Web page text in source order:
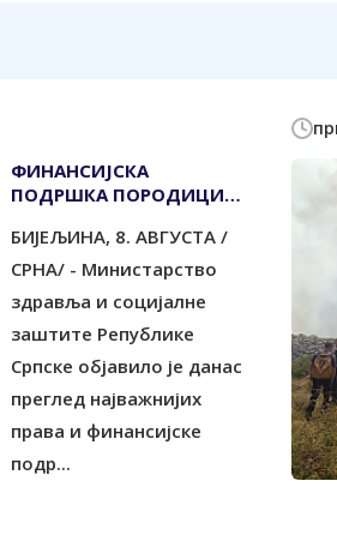
ФИНАНСИЈСКА
ПОДРШКА ПОРОДИЦИ И
БИЈЕЉИНА, 8. АВГУСТА /
СРНА/ - Министарство
здравља и социјалне
заштите Републике
Српске објавило је данас
преглед најважнијих
права и финансијске
подр...